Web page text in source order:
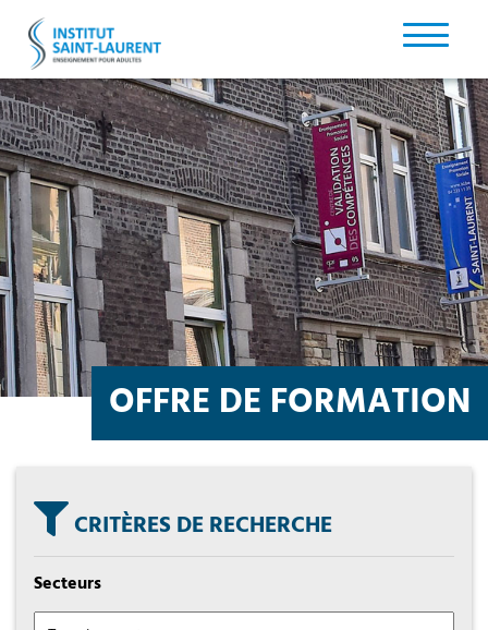
OFFRE DE FORMATION
CRITÈRES DE RECHERCHE
Secteurs